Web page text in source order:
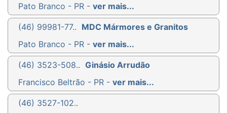
Pato Branco - PR - ver mais...
(46) 99981-77.. MDC Mármores e Granitos
Pato Branco - PR - ver mais...
(46) 3523-508.. Ginásio Arrudão
Francisco Beltrão - PR - ver mais...
(46) 3527-102..